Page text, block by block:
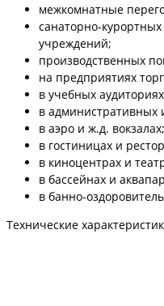
межкомнатные
санаторно-
учреждений;
производственных
на предприятиях
в учебных
в административных
в аэро и ж.д. вокзалах;
в гостиницах и
в киноцентрах и
в бассейнах и
в банно-
Технические